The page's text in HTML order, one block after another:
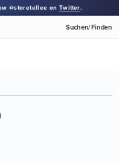
@storetellee onTwitter.
Suchen/Finden